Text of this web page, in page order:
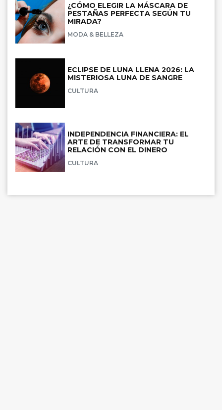
¿CÓMO ELEGIR LA MÁSCARA DE
PESTAÑAS PERFECTA SEGÚN TU
MIRADA?
MODA & BELLEZA
ECLIPSE DE LUNA LLENA 2026: LA
MISTERIOSA LUNA DE SANGRE
CULTURA
INDEPENDENCIA FINANCIERA: EL
ARTE DE TRANSFORMAR TU
RELACIÓN CON EL DINERO
CULTURA